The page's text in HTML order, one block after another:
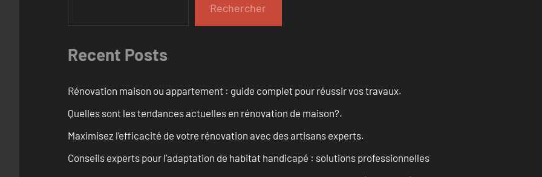
Rechercher
Recent Posts
Rénovation maison ou appartement : guide complet pour réussir vos travaux.
Quelles sont les tendances actuelles en rénovation de maison?.
Maximisez l’efficacité de votre rénovation avec des artisans experts.
Conseils experts pour l’adaptation de habitat handicapé : solutions professionnelles